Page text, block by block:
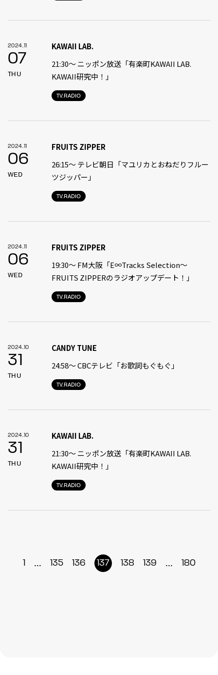
2024.11
07
THU
TV.RADIO
KAWAII LAB.
21:30〜 ニッポン放送「有楽町KAWAII LAB.
KAWAII研究中！」
2024.11
06
WED
TV.RADIO
FRUITS ZIPPER
26:15～ テレビ朝日「マユリカとおねだりフルー
ツジッパー」
2024.11
06
WED
TV.RADIO
FRUITS ZIPPER
19:30〜 FM大阪「E∞Tracks Selection～
FRUITS ZIPPERのラジオアップデート！」
2024.10
31
THU
TV.RADIO
CANDY TUNE
24:58〜 CBCテレビ「お歌詞もぐもぐ」
2024.10
31
THU
TV.RADIO
KAWAII LAB.
21:30〜 ニッポン放送「有楽町KAWAII LAB.
KAWAII研究中！」
1 ... 135 136 137 138 139 ... 180